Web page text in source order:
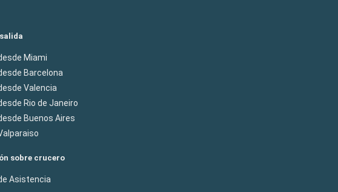
Miami
Barcelona
Valencia
Rio de Janeiro
Buenos Aires
sobre crucero
Asistencia